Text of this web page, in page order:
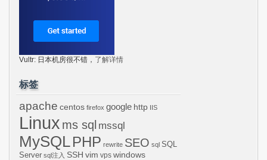
Vultr: 日本机房很不错， 了解详情
标签
apache centos firefox google http IIS
Linux ms sql mssql
MySQLPHP rewrite SEO sql SQL
Server sql注入 SSH vim vps windows